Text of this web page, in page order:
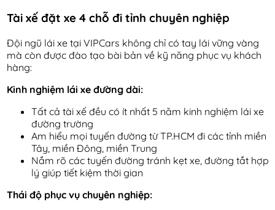
Tài xế đặt xe 4 chỗ đi tỉnh chuyên nghiệp
Đội ngũ lái xe tại VIPCars không chỉ có tay lái vững vàng
mà còn được đào tạo bài bản về kỹ năng phục vụ khách
hàng:
Kinh nghiệm lái xe đường dài:
Tất cả tài xế đều có ít nhất 5 năm kinh nghiệm lái xe
đường trường
Am hiểu mọi tuyến đường từ TP.HCM đi các tỉnh miền
Tây, miền Đông, miền Trung
Nắm rõ các tuyến đường tránh kẹt xe, đường tắt hợp
lý giúp tiết kiệm thời gian
Thái độ phục vụ chuyên nghiệp: